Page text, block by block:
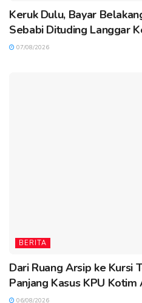
Keruk Dulu, Bayar
Sebabi Dituding Langgar
07/08/2026
BERITA
Dari Ruang Arsip ke Kursi
Panjang Kasus KPU Kotim
06/08/2026